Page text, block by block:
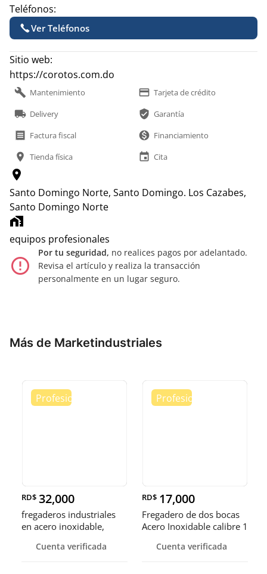
Teléfonos:
Ver Teléfonos
Sitio web:
https://corotos.com.do
build Mantenimiento payment Tarjeta de crédito
local_shipping Delivery verified_user Garantía
receipt Factura fiscal monetization_on Financiamiento
location_on Tienda física event Cita
location_on
Santo Domingo Norte, Santo Domingo. Los Cazabes,
Santo Domingo Norte
home_work
equipos profesionales
error_outline
Por tu seguridad, no realices pagos por adelantado.
Revisa el artículo y realiza la transacción
personalmente en un lugar seguro.
Más de Marketindustriales
RD$ 32,000
fregaderos industriales
en acero inoxidable,
Cuenta verificada
RD$ 17,000
Fregadero de dos bocas
Acero Inoxidable calibre 1
Cuenta verificada